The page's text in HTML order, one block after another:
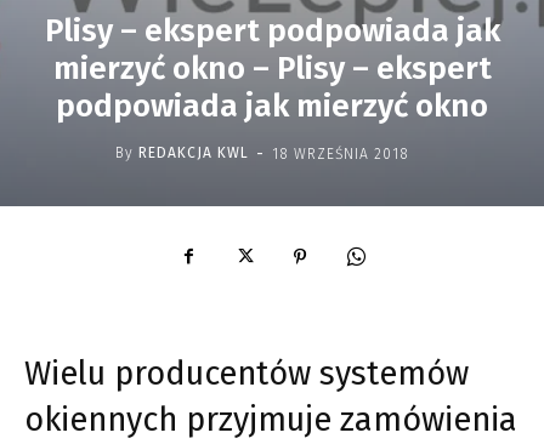
Plisy – ekspert podpowiada jak
mierzyć okno – Plisy – ekspert
podpowiada jak mierzyć okno
By REDAKCJA KWL - 18 WRZEŚNIA 2018
Wielu producentów systemów
okiennych przyjmuje zamówienia